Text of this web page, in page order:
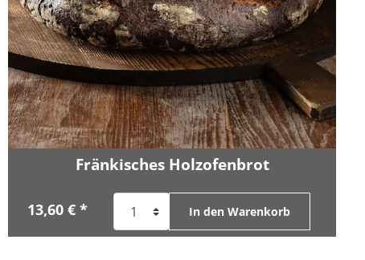
Fränkisches Holzofenbrot
13,60 € * In den Warenkorb